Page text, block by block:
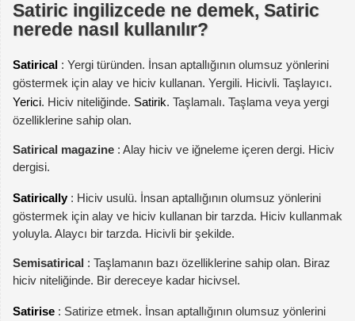
Satiric ingilizcede ne demek, Satiric
nerede nasıl kullanılır?
Satirical : Yergi türünden. İnsan aptallığının olumsuz yönlerini
göstermek için alay ve hiciv kullanan. Yergili. Hicivli. Taşlayıcı.
Yerici. Hiciv niteliğinde. Satirik. Taşlamalı. Taşlama veya yergi
özelliklerine sahip olan.
Satirical magazine : Alay hiciv ve iğneleme içeren dergi. Hiciv
dergisi.
Satirically : Hiciv usulü. İnsan aptallığının olumsuz yönlerini
göstermek için alay ve hiciv kullanan bir tarzda. Hiciv kullanmak
yoluyla. Alaycı bir tarzda. Hicivli bir şekilde.
Semisatirical : Taşlamanın bazı özelliklerine sahip olan. Biraz
hiciv niteliğinde. Bir dereceye kadar hicivsel.
Satirise : Satirize etmek. İnsan aptallığının olumsuz yönlerini